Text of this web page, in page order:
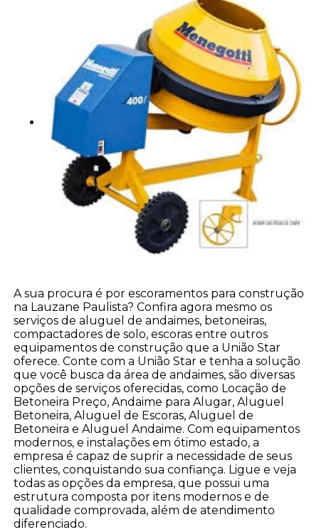
A sua procura é por escoramentos para construção
na Lauzane Paulista? Confira agora mesmo os
serviços de aluguel de andaimes, betoneiras,
compactadores de solo, escoras entre outros
equipamentos de construção que a União Star
oferece. Conte com a União Star e tenha a solução
que você busca da área de andaimes, são diversas
opções de serviços oferecidas, como Locação de
Betoneira Preço, Andaime para Alugar, Aluguel
Betoneira, Aluguel de Escoras, Aluguel de
Betoneira e Aluguel Andaime. Com equipamentos
modernos, e instalações em ótimo estado, a
empresa é capaz de suprir a necessidade de seus
clientes, conquistando sua confiança. Ligue e veja
todas as opções da empresa, que possui uma
estrutura composta por itens modernos e de
qualidade comprovada, além de atendimento
diferenciado.